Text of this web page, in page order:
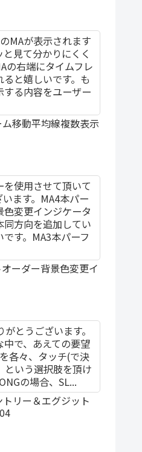
MAが表示されます
見て分かりにくく
の右端にタイムフレ
と嬉しいです。も
する内容をユーザー
移動平均線複数表示
使用させて頂いて
ます。MA4本パー
変更インジケータ
同方向を追加してい
す。MA3本パーフ
ーダー背景色変更イ
とうございます。
で、あえての要望
各々、タッチ(で決
という選択肢を頂け
の場合、SL...
リー＆エグジット